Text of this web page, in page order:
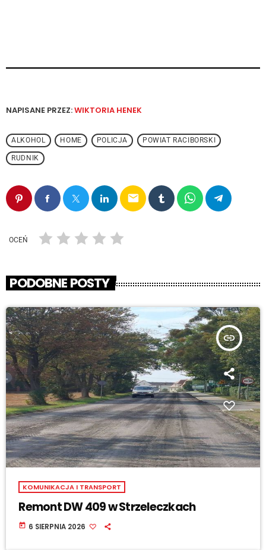
NAPISANE PRZEZ:WIKTORIA HENEK
ALKOHOL HOME POLICJA POWIAT RACIBORSKI
RUDNIK
email
OCEŃ
PODOBNE POSTY
insert_link
KOMUNIKACJA I TRANSPORT
Remont DW 409 w Strzeleczkach
today 6 SIERPNIA 2026